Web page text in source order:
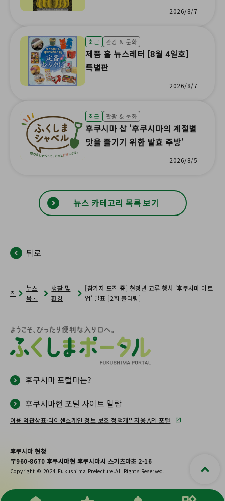
특별 강연과 실크스크린의 재미
2026/8/7
최근 관광 & 문화
제품 홀 뉴스레터 [8월 4일호]
특별판
2026/8/7
최근 관광 & 문화
후쿠시마 삽 '후쿠시마의 계절별
맛을 즐기기 위한 발효 주방'
2026/8/5
뉴스 카테고리 목록 보기
뒤로
집
뉴스
목록
생활 및
환경
[참가자 모집 중] 현청년 교류 행사 '후쿠시마 미트
업' 발표 [2회 볼더링]
후쿠시마 포털마는?
후쿠시마현 포털 사이트 일람
이용 약관상표·라이센스개인 정보 보호 정책개발자용 API 포털
후쿠시마 현청
〒960-8670 후쿠시마현 후쿠시마시 스기츠마초 2-16
Copyright © 2024 Fukushima Prefecture.All Rights Reserved.